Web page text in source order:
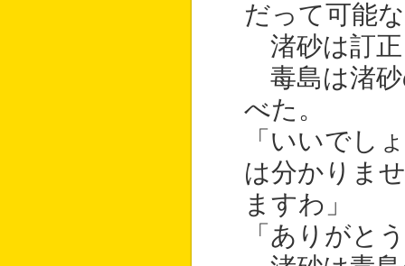
だって可能
渚砂は訂
毒島は渚砂
べた。
「いいでし
は分かりま
ますわ」
「ありがと